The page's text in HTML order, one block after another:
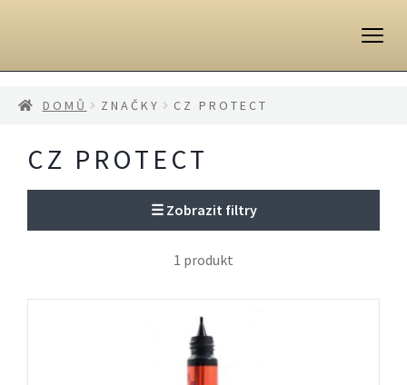
DOMŮ ZNAČKY CZ PROTECT
CZ PROTECT
☰ Zobrazit filtry
1 produkt